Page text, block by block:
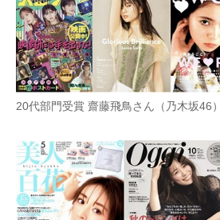
20代部門受賞 齋藤飛鳥さん（乃木坂46）